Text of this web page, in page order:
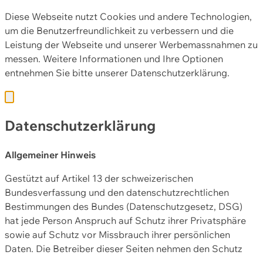
Diese Webseite nutzt Cookies und andere Technologien,
um die Benutzerfreundlichkeit zu verbessern und die
Leistung der Webseite und unserer Werbemassnahmen zu
messen. Weitere Informationen und Ihre Optionen
entnehmen Sie bitte unserer Datenschutzerklärung.
Datenschutzerklärung
Allgemeiner Hinweis
Gestützt auf Artikel 13 der schweizerischen
Bundesverfassung und den datenschutzrechtlichen
Bestimmungen des Bundes (Datenschutzgesetz, DSG)
hat jede Person Anspruch auf Schutz ihrer Privatsphäre
sowie auf Schutz vor Missbrauch ihrer persönlichen
Daten. Die Betreiber dieser Seiten nehmen den Schutz